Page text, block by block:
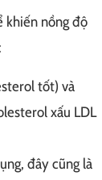
khiến nồng độ
tốt) và
xấu LDL
đây cũng là